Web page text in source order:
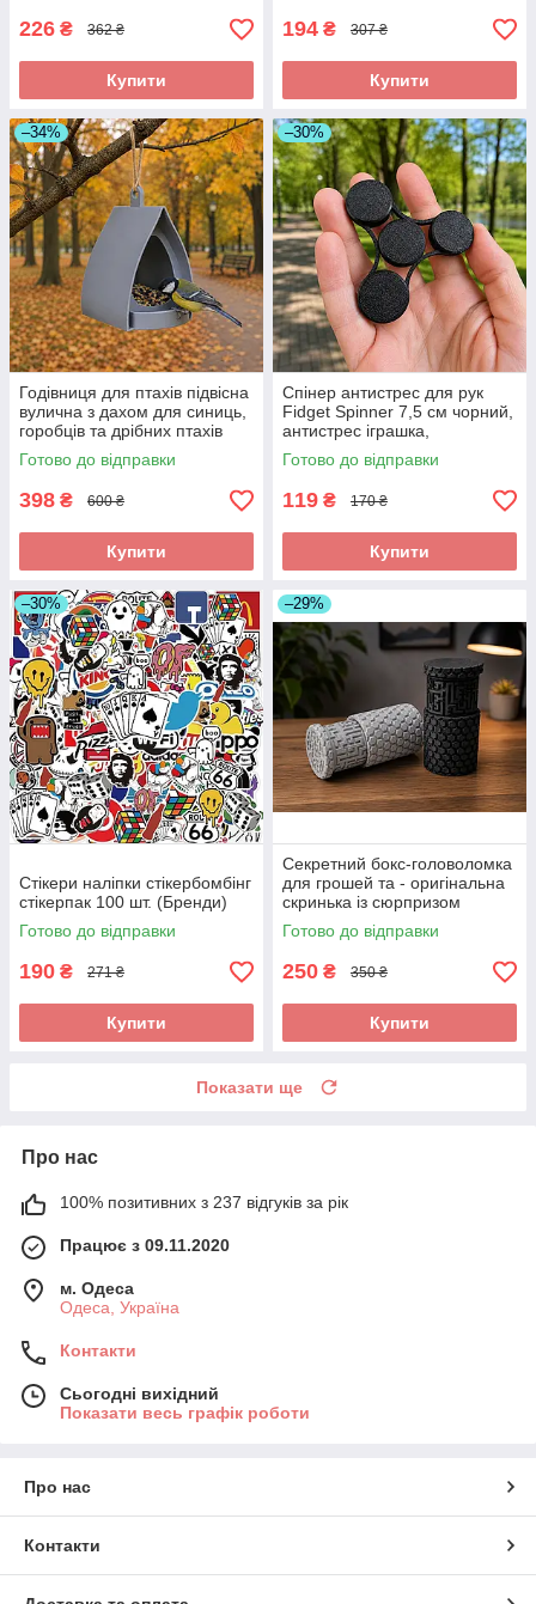
226 ₴ 362 ₴
Купити
194 ₴ 307 ₴
Купити
–34%
Годівниця для птахів підвісна
вулична з дахом для синиць,
горобців та дрібних птахів
14×12×15 см
Готово до відправки
398 ₴ 600 ₴
Купити
–30%
Спінер антистрес для рук
Fidget Spinner 7,5 см чорний,
антистрес іграшка,
кишеньковий спінер, спінер
для дітей та дорослих
Готово до відправки
119 ₴ 170 ₴
Купити
–30%
Стікери наліпки стікербомбінг
стікерпак 100 шт. (Бренди)
Готово до відправки
190 ₴ 271 ₴
Купити
–29%
Секретний бокс-головоломка
для грошей та - оригінальна
скринька із сюрпризом
Готово до відправки
250 ₴ 350 ₴
Купити
Показати ще
Про нас
100% позитивних з 237 відгуків за рік
Працює з 09.11.2020
м. Одеса
Одеса, Україна
Контакти
Сьогодні вихідний
Показати весь графік роботи
Про нас
Контакти